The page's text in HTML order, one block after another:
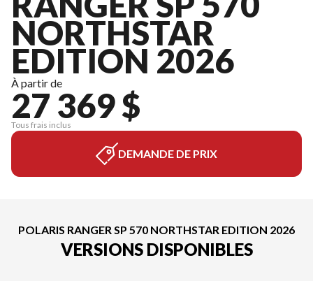
NORTHSTAR
EDITION 2026
À partir de
27 369 $
Tous frais inclus
DEMANDE DE PRIX
POLARIS RANGER SP 570 NORTHSTAR EDITION 2026
VERSIONS DISPONIBLES